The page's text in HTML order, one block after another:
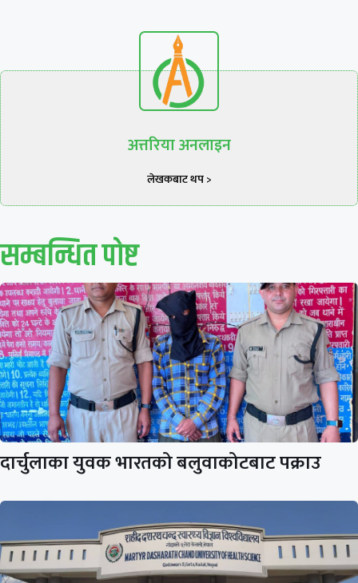
अत्तरिया अनलाइन
लेखकबाट थप >
सम्बन्धित पाेष्ट
दार्चुलाका युवक भारतको बलुवाकोटबाट पक्राउ